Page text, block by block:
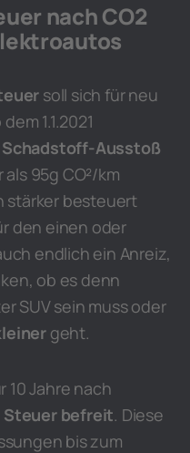
nach CO2
soll sich für neu
1.1.2021
Schadstoff-Ausstoß
95g CO²/km
stärker besteuert
den einen oder
endlich ein Anreiz,
ob es denn
SUV sein muss oder
geht.
10 Jahre nach
Steuer befreit. Diese
bis zum